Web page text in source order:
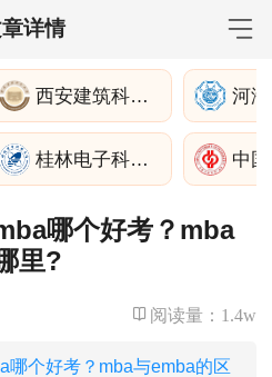
详情
策 学制学费
报名流程
生简章
策
西安建筑科技大学 河
桂林电子科技大学
哪个好考？mba
里?
阅读量： 1.4w
哪个好考？mba与emba的区